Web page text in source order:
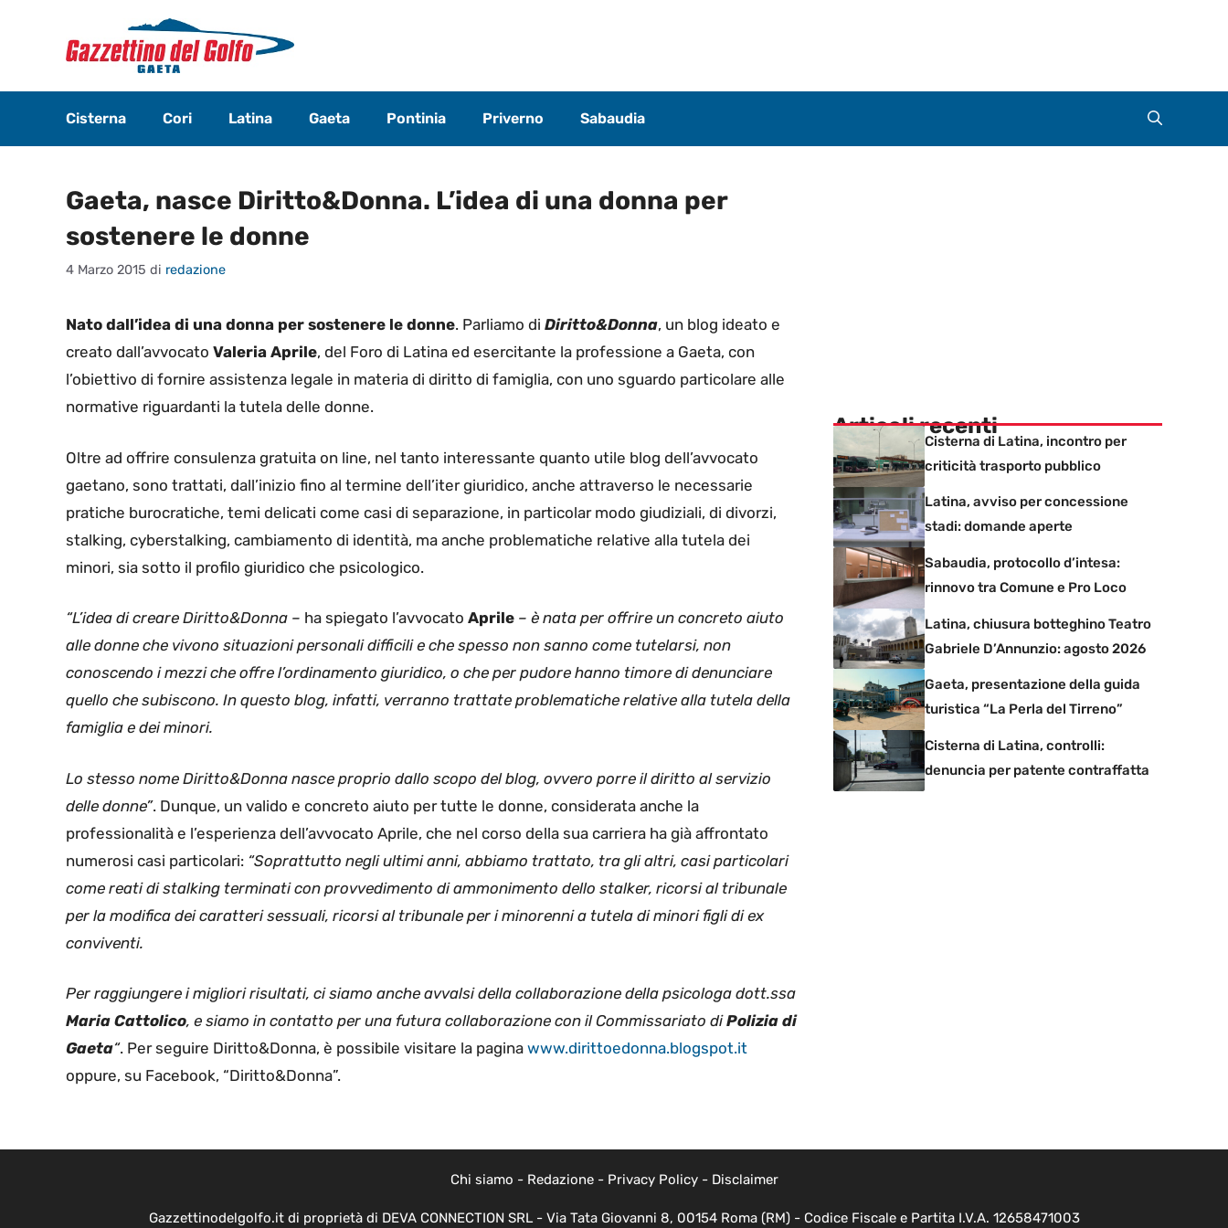
contenuto
Cisterna Cori Latina Gaeta Pontinia Priverno Sabaudia
Gaeta, nasce Diritto&Donna. L’idea di una donna per
sostenere le donne
4 Marzo 2015 di redazione
Nato dall’idea di una donna per sostenere le donne. Parliamo di Diritto&Donna, un blog ideato e
creato dall’avvocato Valeria Aprile, del Foro di Latina ed esercitante la professione a Gaeta, con
l’obiettivo di fornire assistenza legale in materia di diritto di famiglia, con uno sguardo particolare alle
normative riguardanti la tutela delle donne.
Oltre ad offrire consulenza gratuita on line, nel tanto interessante quanto utile blog dell’avvocato
gaetano, sono trattati, dall’inizio fino al termine dell’iter giuridico, anche attraverso le necessarie
pratiche burocratiche, temi delicati come casi di separazione, in particolar modo giudiziali, di divorzi,
stalking, cyberstalking, cambiamento di identità, ma anche problematiche relative alla tutela dei
minori, sia sotto il profilo giuridico che psicologico.
“L’idea di creare Diritto&Donna – ha spiegato l’avvocato Aprile – è nata per offrire un concreto aiuto
alle donne che vivono situazioni personali difficili e che spesso non sanno come tutelarsi, non
conoscendo i mezzi che offre l’ordinamento giuridico, o che per pudore hanno timore di denunciare
quello che subiscono. In questo blog, infatti, verranno trattate problematiche relative alla tutela della
famiglia e dei minori.
Lo stesso nome Diritto&Donna nasce proprio dallo scopo del blog, ovvero porre il diritto al servizio
delle donne”. Dunque, un valido e concreto aiuto per tutte le donne, considerata anche la
professionalità e l’esperienza dell’avvocato Aprile, che nel corso della sua carriera ha già affrontato
numerosi casi particolari: “Soprattutto negli ultimi anni, abbiamo trattato, tra gli altri, casi particolari
come reati di stalking terminati con provvedimento di ammonimento dello stalker, ricorsi al tribunale
per la modifica dei caratteri sessuali, ricorsi al tribunale per i minorenni a tutela di minori figli di ex
conviventi.
Per raggiungere i migliori risultati, ci siamo anche avvalsi della collaborazione della psicologa dott.ssa
Maria Cattolico, e siamo in contatto per una futura collaborazione con il Commissariato diPolizia di
Gaeta“. Per seguire Diritto&Donna, è possibile visitare la pagina www.dirittoedonna.blogspot.it
oppure, su Facebook, “Diritto&Donna”.
Articoli recenti
Cisterna di Latina, incontro per
criticità trasporto pubblico
Latina, avviso per concessione
stadi: domande aperte
Sabaudia, protocollo d’intesa:
rinnovo tra Comune e Pro Loco
Latina, chiusura botteghino Teatro
Gabriele D’Annunzio: agosto 2026
Gaeta, presentazione della guida
turistica “La Perla del Tirreno”
Cisterna di Latina, controlli:
denuncia per patente contraffatta
Chi siamo - Redazione- Privacy Policy- Disclaimer
Gazzettinodelgolfo.it di proprietà di DEVA CONNECTION SRL - Via Tata Giovanni 8, 00154 Roma (RM) - Codice Fiscale e Partita I.V.A. 12658471003